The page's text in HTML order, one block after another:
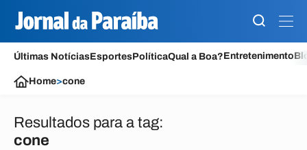
Últimas NotíciasEsportesPolíticaQual a Boa?Entretenimento
Home>cone
Resultados para a tag:
cone